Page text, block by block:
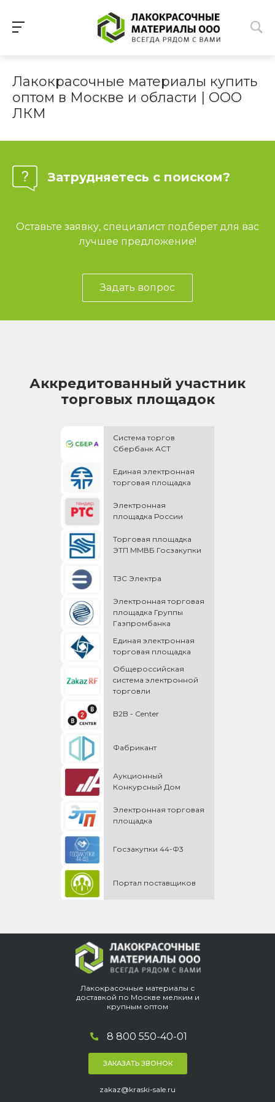
Лакокрасочные материалы купить
оптом в Москве и области | ООО
ЛКМ
Затрудняетесь с поиском?
Оставьте заявку, специалист подберет для вас
лучшее предложение!
Задать вопрос
Аккредитованный участник
торговых площадок
Система торгов
Сбербанк АСТ
Единая электронная
торговая площадка
Электронная
площадка России
Торговая площадка
ЭТП ММВБ Госзакупки
ТЗС Электра
Электронная торговая
площадка Группы
Газпромбанка
Единая электронная
торговая площадка
Общероссийская
cистема электронной
торговли
B2B - Center
Фабрикант
Аукционный
Конкурсный Дом
Электронная торговая
площадка
Госзакупки 44-Ф3
Портал поставщиков
Лакокрасочные материалы с
доставкой по Москве мелким и
крупным оптом
8 800 550-40-01
ЗАКАЗАТЬ ЗВОНОК
zakaz@kraski-sale.ru